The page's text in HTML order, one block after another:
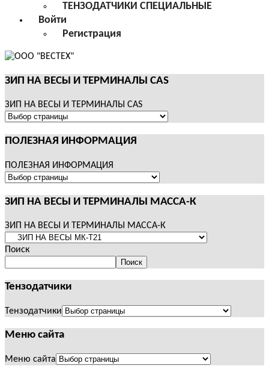
ТЕНЗОДАТЧИКИ СПЕЦИАЛЬНЫЕ
Войти
Регистрация
ЗИП НА ВЕСЫ И ТЕРМИНАЛЫ CAS
ЗИП НА ВЕСЫ И ТЕРМИНАЛЫ CAS
ПОЛЕЗНАЯ ИНФОРМАЦИЯ
ПОЛЕЗНАЯ ИНФОРМАЦИЯ
ЗИП НА ВЕСЫ И ТЕРМИНАЛЫ МАССА-К
ЗИП НА ВЕСЫ И ТЕРМИНАЛЫ МАССА-К
Поиск
Поиск
Тензодатчики
Тензодатчики
Меню сайта
Меню сайта